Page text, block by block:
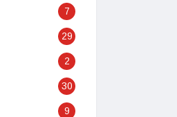
7
29
2
30
9